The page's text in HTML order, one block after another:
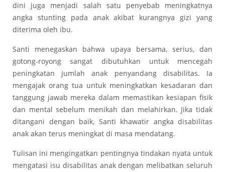
dini juga menjadi salah satu penyebab meningkatnya
angka stunting pada anak akibat kurangnya gizi yang
diterima oleh ibu.
Santi menegaskan bahwa upaya bersama, serius, dan
gotong-royong sangat dibutuhkan untuk mencegah
peningkatan jumlah anak penyandang disabilitas. Ia
mengajak orang tua untuk meningkatkan kesadaran dan
tanggung jawab mereka dalam memastikan kesiapan fisik
dan mental sebelum menikah dan melahirkan. Jika tidak
ditangani dengan baik, Santi khawatir angka disabilitas
anak akan terus meningkat di masa mendatang.
Tulisan ini mengingatkan pentingnya tindakan nyata untuk
mengatasi isu disabilitas anak dengan melibatkan seluruh